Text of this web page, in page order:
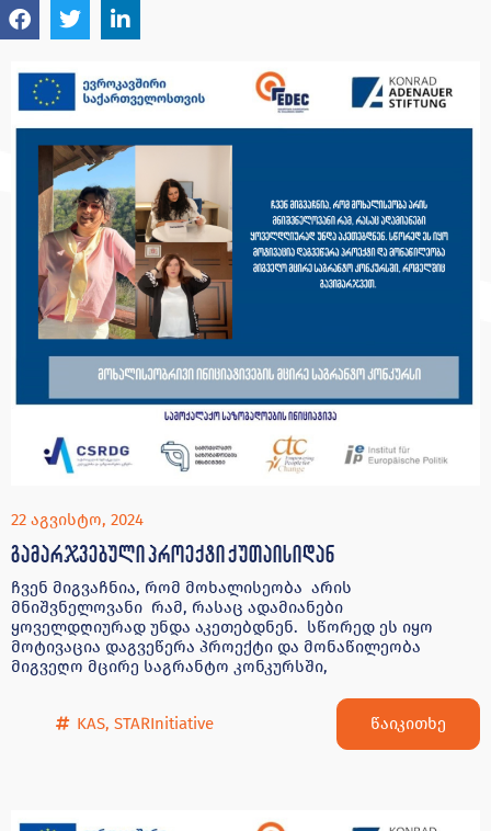
22 აგვისტო, 2024
გამარჯვებული პროექტი ქუთაისიდან
ჩვენ მიგვაჩნია, რომ მოხალისეობა არის
მნიშვნელოვანი რამ, რასაც ადამიანები
ყოველდღიურად უნდა აკეთებდნენ. სწორედ ეს იყო
მოტივაცია დაგვეწერა პროექტი და მონაწილეობა
მიგვეღო მცირე საგრანტო კონკურსში,
KAS, STARInitiative წაიკითხე